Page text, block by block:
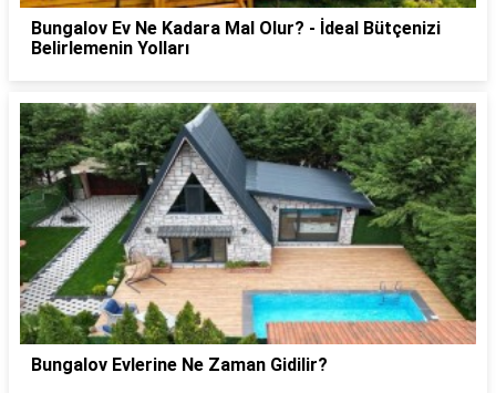
Bungalov Ev Ne Kadara Mal Olur? - İdeal Bütçenizi
Belirlemenin Yolları
Bungalov Evlerine Ne Zaman Gidilir?